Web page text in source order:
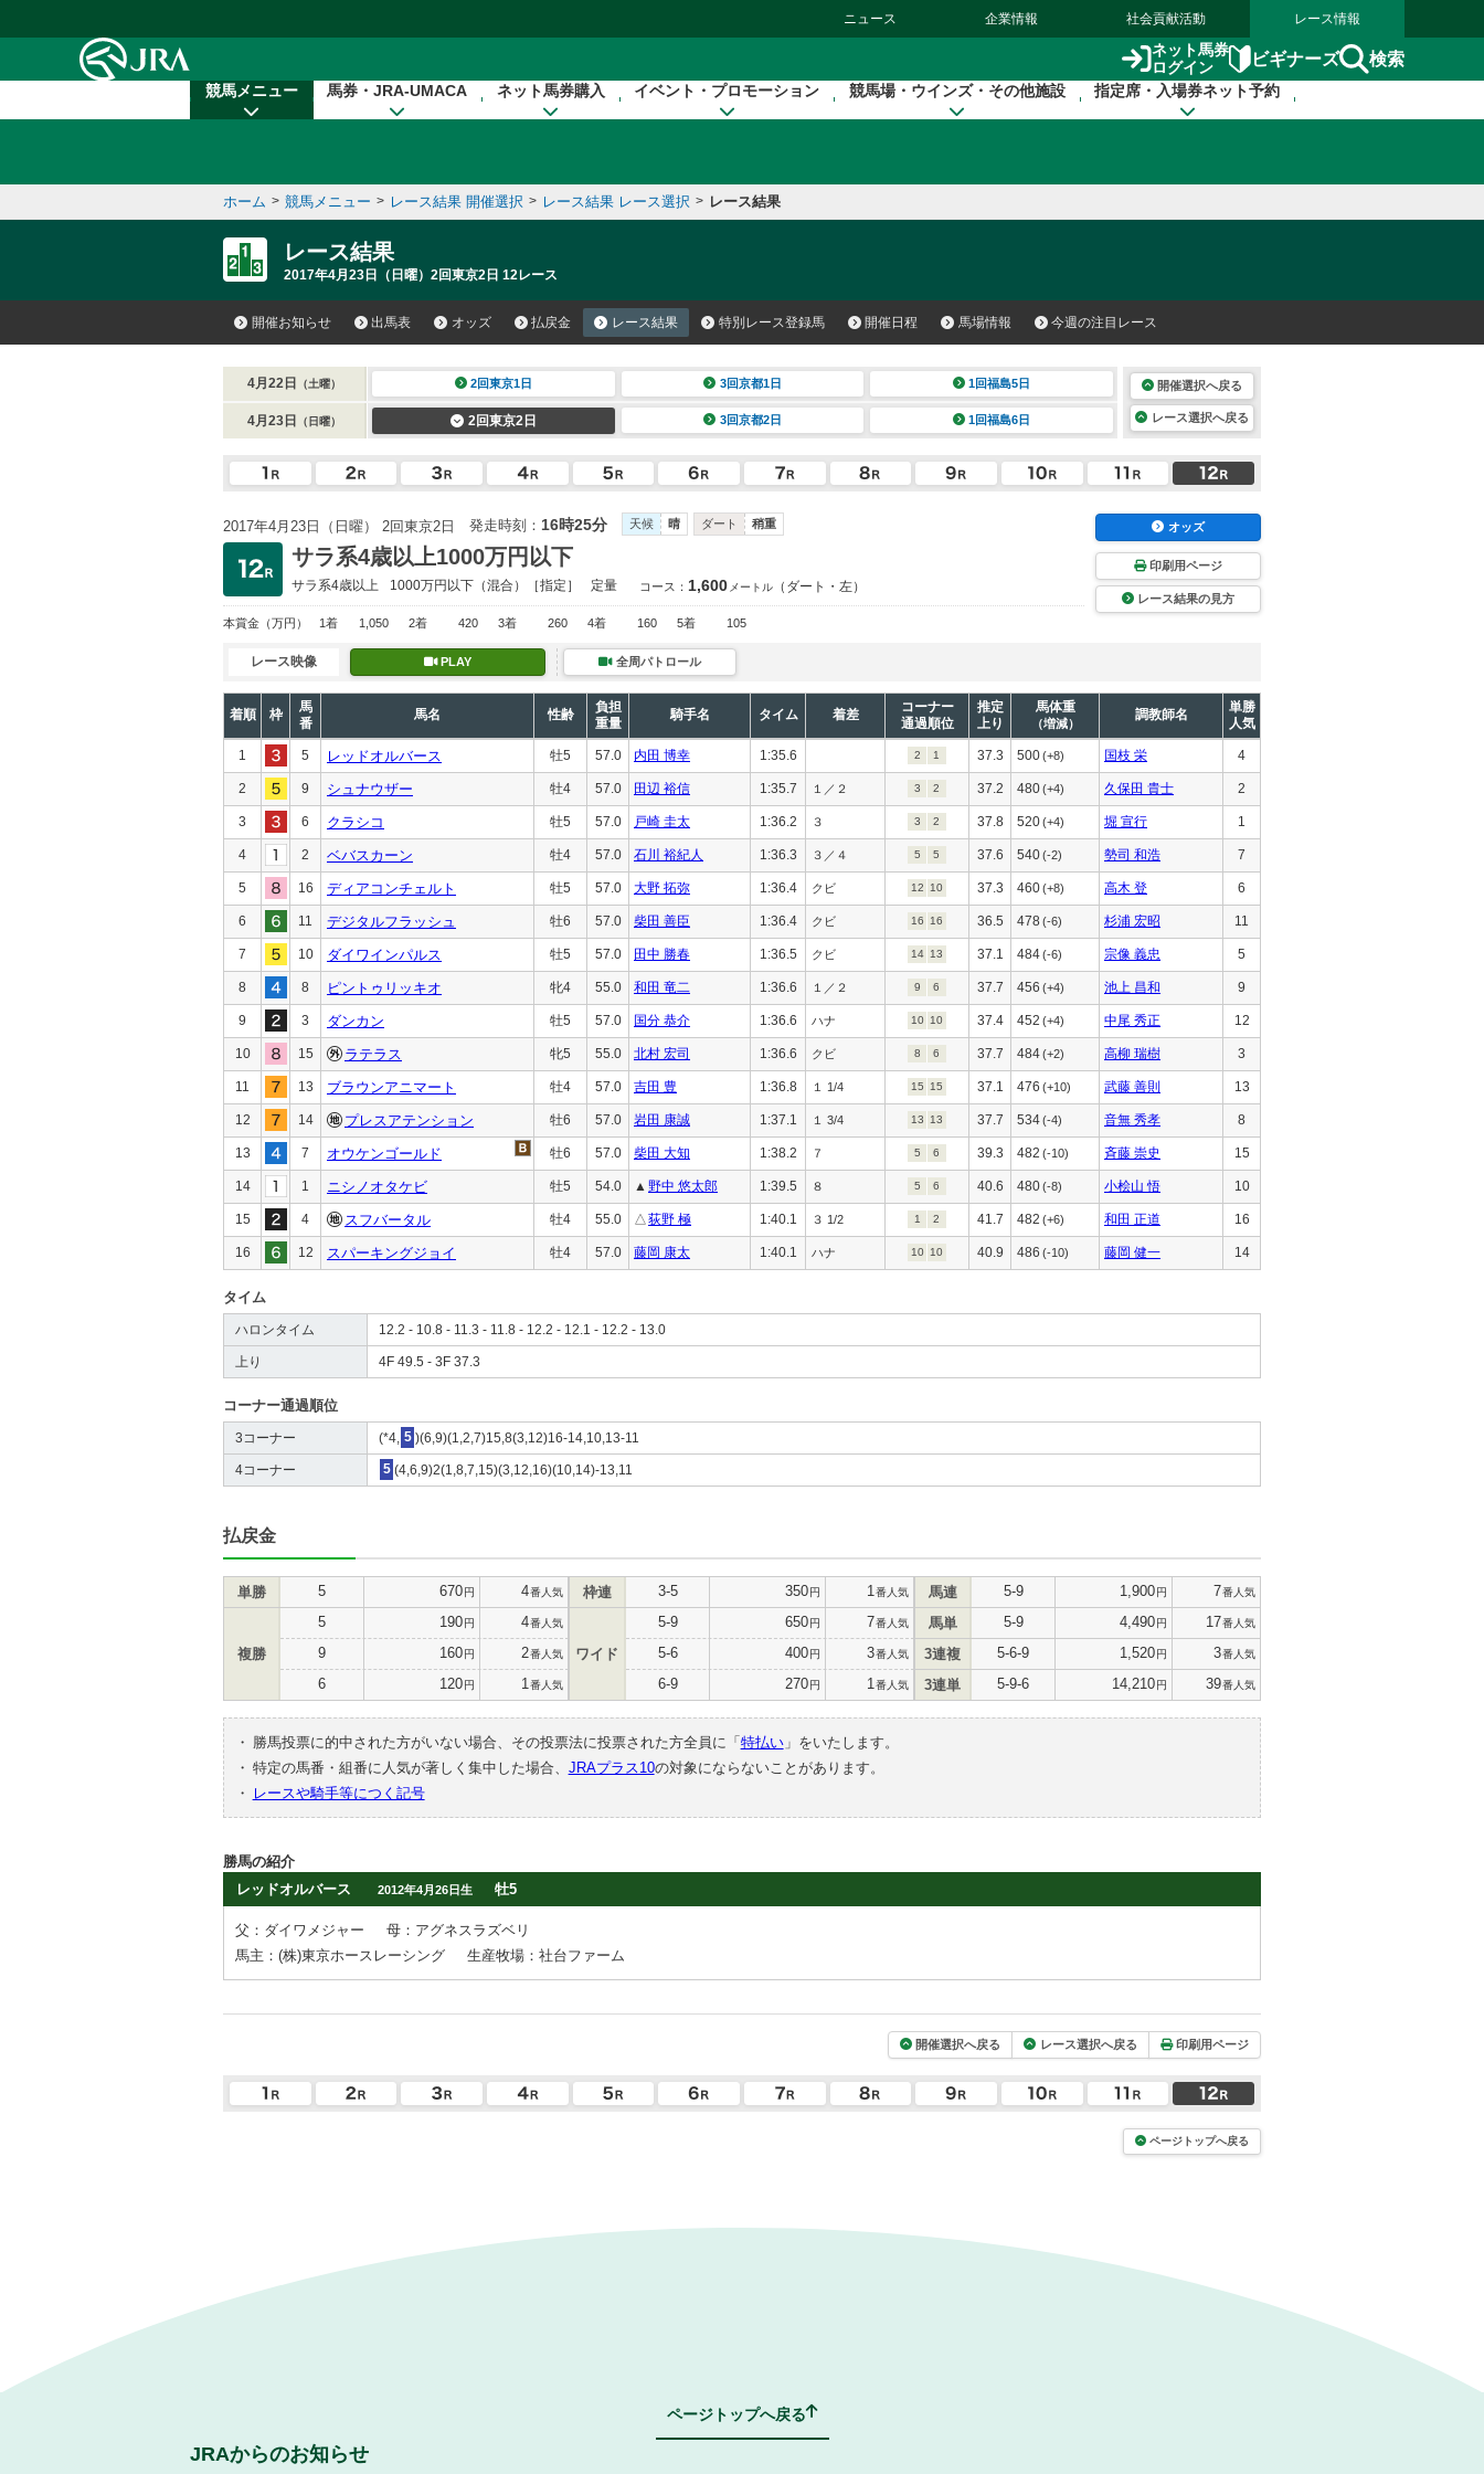
ニュース 企業情報 社会貢献活動 レース情報
ネット馬券
ログイン
ビギナーズ 検索
競馬メニュー 馬券・JRA-UMACA ネット馬券購入 イベント・プロモーション 競馬場・ウインズ・その他施設 指定席・入場券ネット予約
ホーム > 競馬メニュー > レース結果 開催選択 > レース結果 レース選択 > レース結果
レース結果
2017年4月23日（日曜）2回東京2日 12レース
開催お知らせ 出馬表 オッズ 払戻金 レース結果 特別レース登録馬 開催日程 馬場情報 今週の注目レース
4月22日 （土曜） 2回東京1日 3回京都1日 1回福島5日
4月23日 （日曜） 2回東京2日 3回京都2日 1回福島6日
開催選択へ戻る
レース選択へ戻る
2017年4月23日（日曜） 2回東京2日 発走時刻： 16時25分 天候 晴 ダート 稍重
サラ系4歳以上1000万円以下
サラ系4歳以上 1000万円以下 （混合）［指定］ 定量 コース： 1,600 メートル （ダート・左）
本賞金 （万円） 1着 1,050 2着 420 3着 260 4着 160 5着 105
オッズ
印刷用ページ
レース結果の見方
レース映像 PLAY 全周パトロール
着順 枠
馬
番
馬名 性齢
負担
重量
騎手名 タイム 着差
コーナー
通過順位
推定
上り
馬体重
（増減）
調教師名
単勝
人気
1 5 レッドオルバース 牡5 57.0 内田 博幸 1:35.6 2 1 37.3 500(+8) 国枝 栄 4
2 9 シュナウザー 牡4 57.0 田辺 裕信 1:35.7 １／２ 3 2 37.2 480(+4) 久保田 貴士 2
3 6 クラシコ 牡5 57.0 戸崎 圭太 1:36.2 ３ 3 2 37.8 520(+4) 堀 宣行 1
4 2 ベバスカーン 牡4 57.0 石川 裕紀人 1:36.3 ３／４ 5 5 37.6 540(-2) 勢司 和浩 7
5 16 ディアコンチェルト 牡5 57.0 大野 拓弥 1:36.4 クビ 12 10 37.3 460(+8) 高木 登 6
6 11 デジタルフラッシュ 牡6 57.0 柴田 善臣 1:36.4 クビ 16 16 36.5 478 (-6) 杉浦 宏昭 11
7 10 ダイワインパルス 牡5 57.0 田中 勝春 1:36.5 クビ 14 13 37.1 484(-6) 宗像 義忠 5
8 8 ピントゥリッキオ 牝4 55.0 和田 竜二 1:36.6 １／２ 9 6 37.7 456 (+4) 池上 昌和 9
9 3 ダンカン 牡5 57.0 国分 恭介 1:36.6 ハナ 10 10 37.4 452 (+4) 中尾 秀正 12
10 15 ラテラス 牝5 55.0 北村 宏司 1:36.6 クビ 8 6 37.7 484(+2) 高柳 瑞樹 3
11 13 ブラウンアニマート 牡4 57.0 吉田 豊 1:36.8 １ 1/4 15 15 37.1 476 (+10) 武藤 善則 13
12 14 プレスアテンション 牡6 57.0 岩田 康誠 1:37.1 １ 3/4 13 13 37.7 534(-4) 音無 秀孝 8
13 7 オウケンゴールド 牡6 57.0 柴田 大知 1:38.2 ７ 5 6 39.3 482 (-10) 斉藤 崇史 15
14 1 ニシノオタケビ 牡5 54.0 ▲ 野中 悠太郎 1:39.5 ８ 5 6 40.6 480(-8) 小桧山 悟 10
15 4 スフバータル 牡4 55.0 △荻野 極 1:40.1 ３ 1/2 1 2 41.7 482 (+6) 和田 正道 16
16 12 スパーキングジョイ 牡4 57.0 藤岡 康太 1:40.1 ハナ 10 10 40.9 486 (-10) 藤岡 健一 14
タイム
ハロンタイム 12.2 - 10.8 - 11.3 - 11.8 - 12.2 - 12.1 - 12.2 - 13.0
上り 4F 49.5 - 3F 37.3
コーナー通過順位
3コーナー (*4, 5 )(6,9)(1,2,7)15,8(3,12)16-14,10,13-11
4コーナー 5 (4,6,9)2(1,8,7,15)(3,12,16)(10,14)-13,11
払戻金
単勝 5 670円 4番人気
複勝
5 190円 4番人気
9 160円 2番人気
6 120円 1 番人気
枠連 3-5 350円 1 番人気
ワイド
5-9 650円 7番人気
5-6 400円 3番人気
6-9 270円 1 番人気
馬連 5-9 1,900円 7番人気
馬単 5-9 4,490円 17番人気
3連複 5-6-9 1,520円 3番人気
3連単 5-9-6 14,210円 39番人気
・ 勝馬投票に的中された方がいない場合、その投票法に投票された方全員に「 特払い」をいたします。
・ 特定の馬番・組番に人気が著しく集中した場合、 JRAプラス10の対象にならないことがあります。
・
レースや騎手等につく記号
勝馬の紹介
レッドオルバース
2012年4月26日生 牡5
父：ダイワメジャー
母：アグネスラズベリ
馬主：(株)東京ホースレーシング
生産牧場：社台ファーム
開催選択へ戻る レース選択へ戻る 印刷用ページ
ページトップへ戻る
ページトップへ戻る
JRAからのお知らせ